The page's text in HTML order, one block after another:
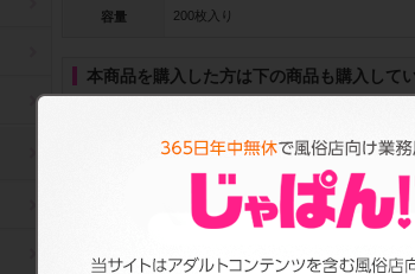
容量 200枚入り
本商品を購入した方は下の商品も購入して
us